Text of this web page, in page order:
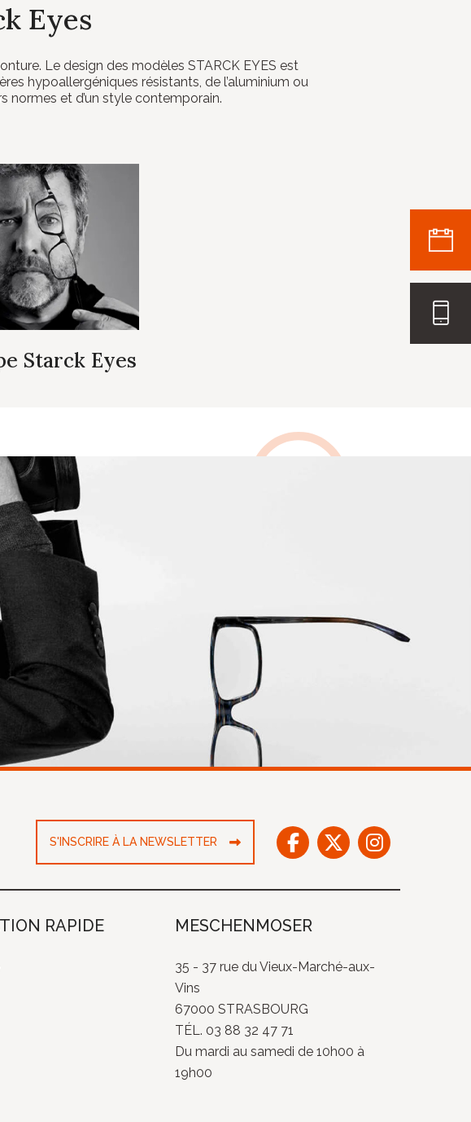
Eyes
Le design des modèles STARCK EYES est
hypoallergéniques résistants, de l’aluminium ou
normes et d’un style contemporain.
Starck Eyes
S'INSCRIRE À LA NEWSLETTER
RAPIDE MESCHENMOSER
35 - 37 rue du Vieux-Marché-aux-
Vins
67000 STRASBOURG
TÉL. 03 88 32 47 71
Du mardi au samedi de 10h00 à
19h00